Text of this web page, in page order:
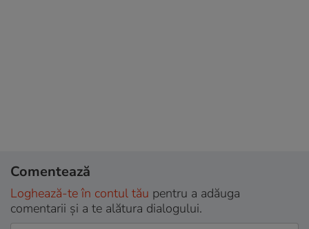
Comentează
Loghează-te în contul tău pentru a adăuga
comentarii și a te alătura dialogului.